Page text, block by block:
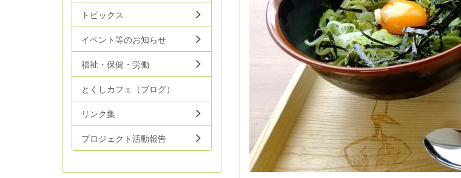
トピックス
イベント等のお知らせ
福祉・保健・労働
とくしカフェ（ブログ）
リンク集
プロジェクト活動報告